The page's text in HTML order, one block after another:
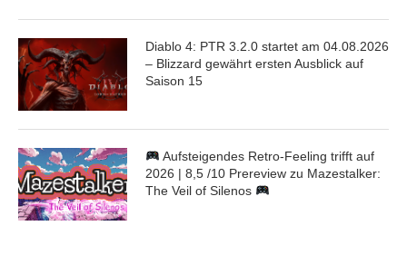
Diablo 4: PTR 3.2.0 startet am 04.08.2026
– Blizzard gewährt ersten Ausblick auf
Saison 15
Aufsteigendes Retro-Feeling trifft auf
2026 | 8,5 /10 Prereview zu Mazestalker:
The Veil of Silenos